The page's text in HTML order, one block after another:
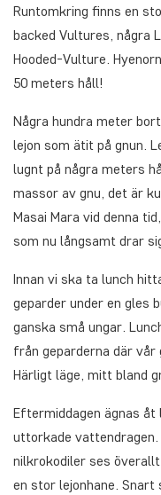
Runtomkring finns en
backed Vultures, några
Hooded-Vulture.
50 meters håll!
Några hundra meter
lejon som ätit på gnun.
lugnt på några meters
massor av gnu, det är
Masai Mara vid denna
som nu långsamt drar
Innan vi ska ta lunch
geparder under en gles
ganska små ungar.
från geparderna där
Härligt läge, mitt bland
Eftermiddagen ägnas åt
uttorkade
nilkrokodiler ses
en stor lejonhane. Snart